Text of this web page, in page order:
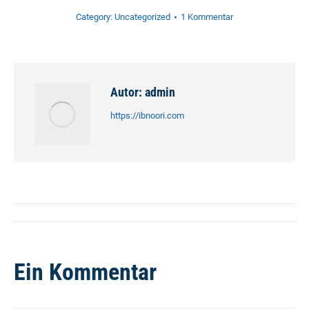
Category: Uncategorized 1 Kommentar
Autor: admin
https://ibnoori.com
Kommentarnavigation
Ein Kommentar